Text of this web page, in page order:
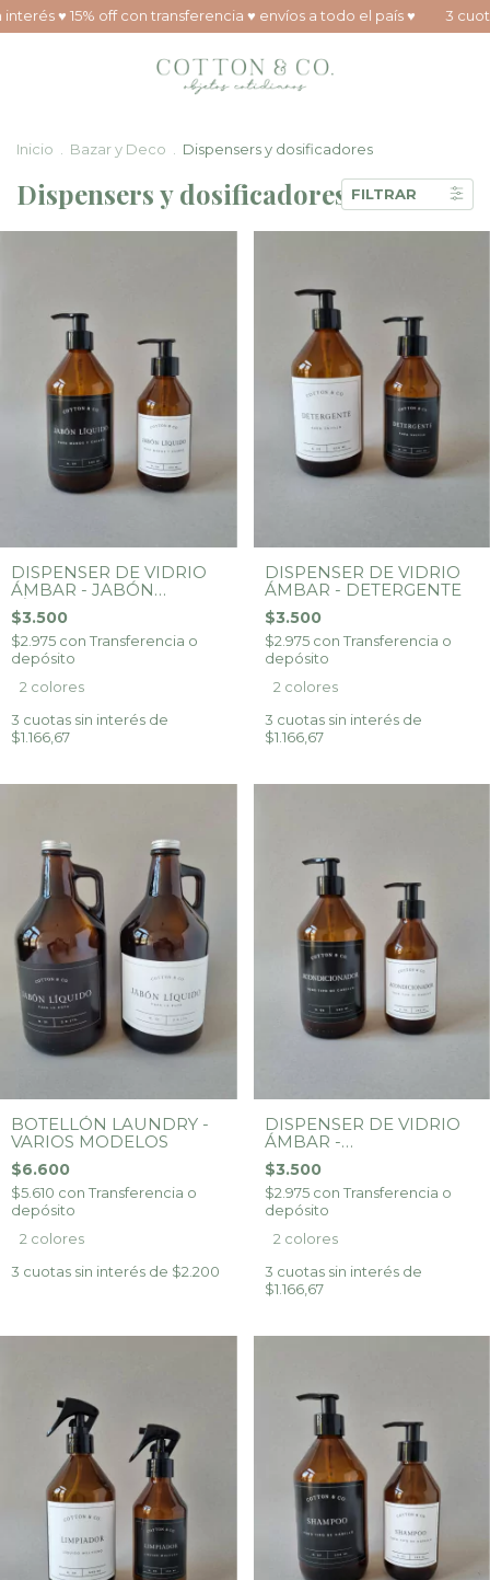
♥ 15% off con transferencia ♥ envíos a todo el país ♥ 3
Inicio Bazar y Deco Dispensers y dosificadores
Dispensers y dosificadores FILTRAR
DISPENSER DE VIDRIO
ÁMBAR - JABÓN
LÍQUIDO
$3.500
$2.975 con Transferencia o
depósito
2 colores
3 cuotas sin interés de
$1.166,67
DISPENSER DE VIDRIO
ÁMBAR - DETERGENTE
$3.500
$2.975 con Transferencia o
depósito
2 colores
3 cuotas sin interés de
$1.166,67
BOTELLÓN LAUNDRY -
VARIOS MODELOS
$6.600
$5.610 con Transferencia o
depósito
2 colores
3 cuotas sin interés de $2.200
DISPENSER DE VIDRIO
ÁMBAR -
ACONDICIONADOR
$3.500
$2.975 con Transferencia o
depósito
2 colores
3 cuotas sin interés de
$1.166,67